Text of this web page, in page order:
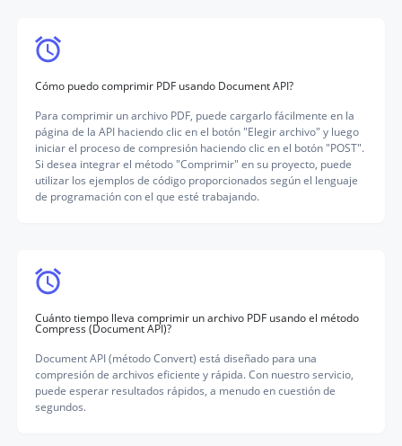
Cómo puedo comprimir PDF usando Document API?
Para comprimir un archivo PDF, puede cargarlo fácilmente en la
página de la API haciendo clic en el botón "Elegir archivo" y luego
iniciar el proceso de compresión haciendo clic en el botón "POST".
Si desea integrar el método "Comprimir" en su proyecto, puede
utilizar los ejemplos de código proporcionados según el lenguaje
de programación con el que esté trabajando.
Cuánto tiempo lleva comprimir un archivo PDF usando el método
Compress (Document API)?
Document API (método Convert) está diseñado para una
compresión de archivos eficiente y rápida. Con nuestro servicio,
puede esperar resultados rápidos, a menudo en cuestión de
segundos.